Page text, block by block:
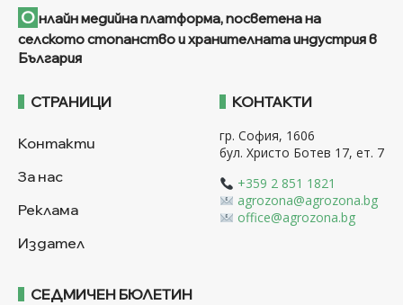
О нлайн медийна платформа, посветена на
селското стопанство и хранителната индустрия в
България
СТРАНИЦИ
Контакти
За нас
Реклама
Издател
КОНТАКТИ
гр. София, 1606
бул. Христо Ботев 17, ет. 7
+359 2 851 1821
agrozona@agrozona.bg
office@agrozona.bg
СЕДМИЧЕН БЮЛЕТИН